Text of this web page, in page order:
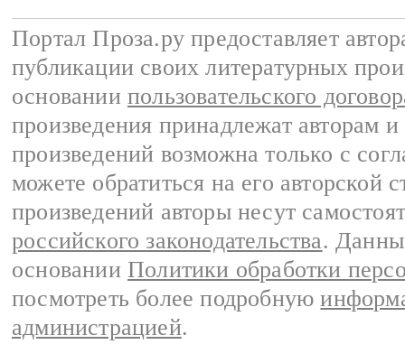
Портал Проза.ру предоставляет
публикации своих литературных
основании пользовательского
произведения принадлежат авторам
произведений возможна только с
можете обратиться на его авторской
произведений авторы несут
российского законодательства.
основании Политики обработки
посмотреть более подробную
администрацией.